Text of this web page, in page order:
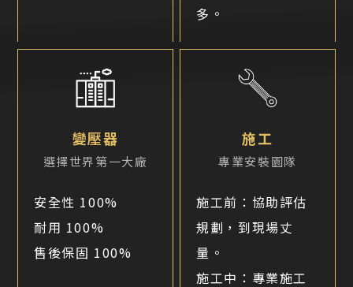
多。
變壓器
選擇世界第一大廠
安全性 100%
耐用 100%
售後保固 100%
施工
專業安裝園隊
施工前：協助評估
規劃，到現場丈
量。
施工中：專業施工